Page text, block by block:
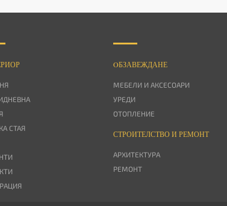
СТАЯ
OБЗАВЕЖДАНЕ
МЕБЕЛИ И АКСЕСОАРИ
УРЕДИ
ОТОПЛЕНИЕ
СТРОИТЕЛСТВО И РЕМОНТ
АРХИТЕКТУРА
РЕМОНТ